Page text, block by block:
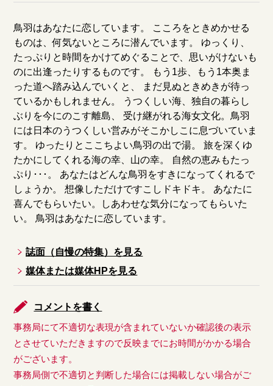
鳥羽はあなたに恋しています。 こころをときめかせる
ものは、何気ないところに潜んでいます。 ゆっくり、
たっぷりと時間をかけてめぐることで、思いがけないも
のに出逢ったりするものです。 もう1歩、もう1本奥ま
った道へ踏み込んでいくと、 まだ見ぬときめきが待っ
ているかもしれません。 うつくしい海、独自の暮らし
ぶりを今にのこす離島、 受け継がれる海女文化。鳥羽
には日本のうつくしい営みがそこかしこに息づいていま
す。 ゆったりとここちよい鳥羽の出で湯。 旅を深くゆ
たかにしてくれる海の幸、山の幸。 自然の恵みもたっ
ぷり･･･。 あなたはどんな鳥羽をすきになってくれるで
しょうか。 想像しただけですこしドキドキ。 あなたに
喜んでもらいたい。しあわせな気分になってもらいた
い。 鳥羽はあなたに恋しています。
誌面（自慢の特集）を見る
媒体または媒体HPを見る
コメントを書く
事務局にて不適切な表現が含まれていないか確認後の表示
とさせていただきますので反映までにお時間がかかる場合
がございます。
事務局側で不適切と判断した場合には掲載しない場合がご